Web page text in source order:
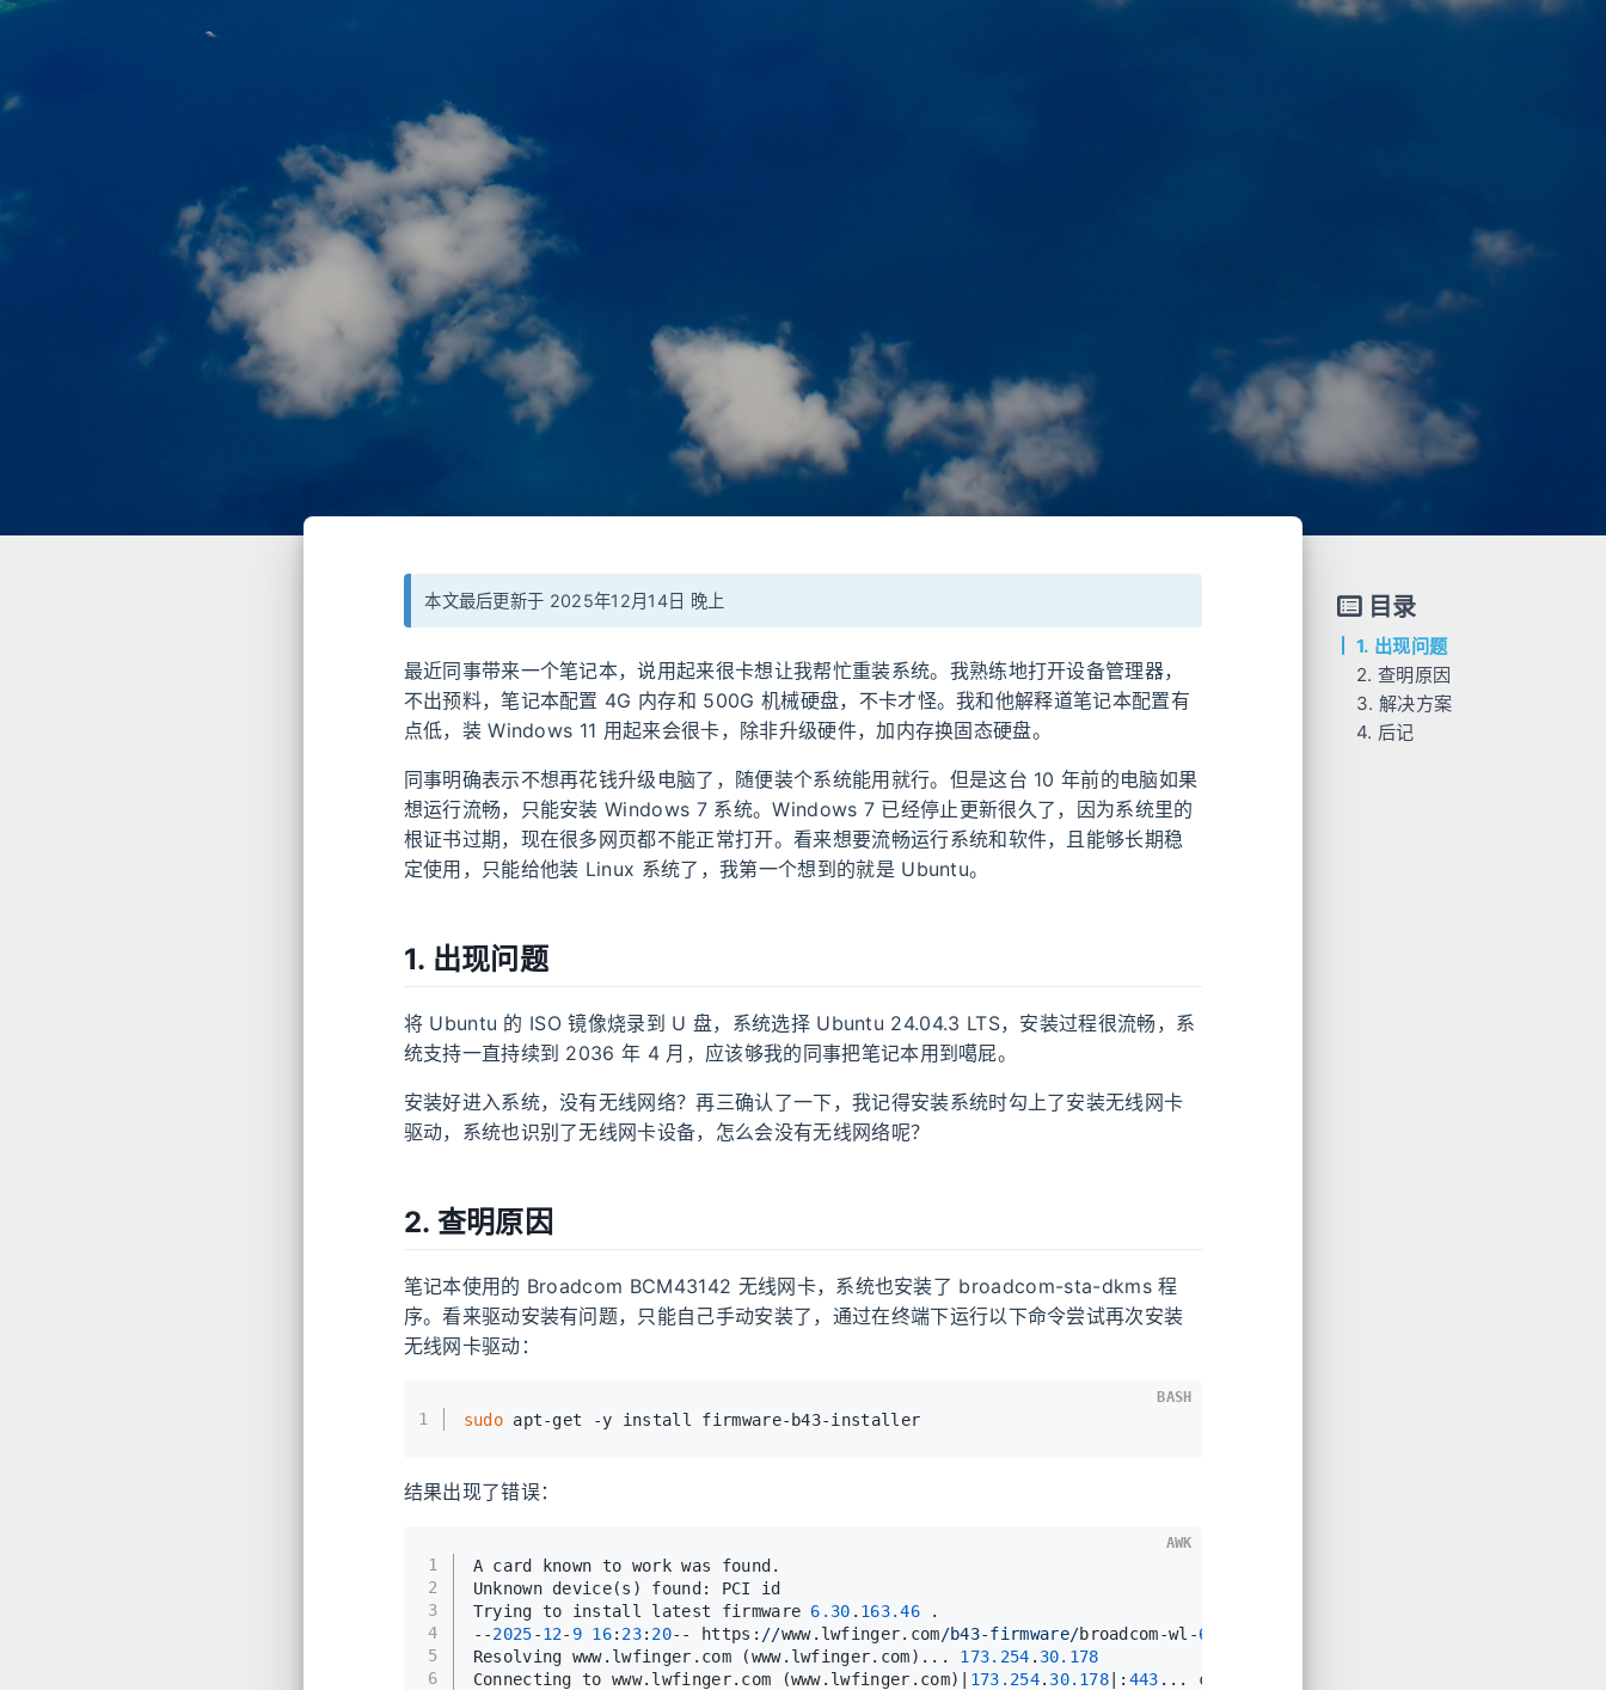
本文最后更新于 2025年12月14日 晚上
最近同事带来一个笔记本，说用起来很卡想让我帮忙重装系统。我熟练地打开设备管理器，
不出预料，笔记本配置 4G 内存和 500G 机械硬盘，不卡才怪。我和他解释道笔记本配置有
点低，装 Windows 11 用起来会很卡，除非升级硬件，加内存换固态硬盘。
同事明确表示不想再花钱升级电脑了，随便装个系统能用就行。但是这台 10 年前的电脑如果
想运行流畅，只能安装 Windows 7 系统。Windows 7 已经停止更新很久了，因为系统里的
根证书过期，现在很多网页都不能正常打开。看来想要流畅运行系统和软件，且能够长期稳
定使用，只能给他装 Linux 系统了，我第一个想到的就是 Ubuntu。
1. 出现问题
将 Ubuntu 的 ISO 镜像烧录到 U 盘，系统选择 Ubuntu 24.04.3 LTS，安装过程很流畅，系
统支持一直持续到 2036 年 4 月，应该够我的同事把笔记本用到噶屁。
安装好进入系统，没有无线网络？再三确认了一下，我记得安装系统时勾上了安装无线网卡
驱动，系统也识别了无线网卡设备，怎么会没有无线网络呢？
2. 查明原因
笔记本使用的 Broadcom BCM43142 无线网卡，系统也安装了 broadcom-sta-dkms 程
序。看来驱动安装有问题，只能自己手动安装了，通过在终端下运行以下命令尝试再次安装
无线网卡驱动：
1 sudo apt-get -y install firmware-b43-installer
BASH
结果出现了错误：
1
2
3
4
5
6
A card known to work was found.
Unknown device(s) found: PCI id
Trying to install latest firmware 6.30 . 163.46 .
--2025-12- 9 16: 23: 20-- https: //www.lwfinger.com/b43-firmware/broadcom-wl-6.30
Resolving www.lwfinger.com (www.lwfinger.com)... 173.254 . 30.178
Connecting to www.lwfinger.com (www.lwfinger.com)| 173.254. 30.178|: 443 ... connected.
AWK
目录
1. 出现问题
2. 查明原因
3. 解决方案
4. 后记